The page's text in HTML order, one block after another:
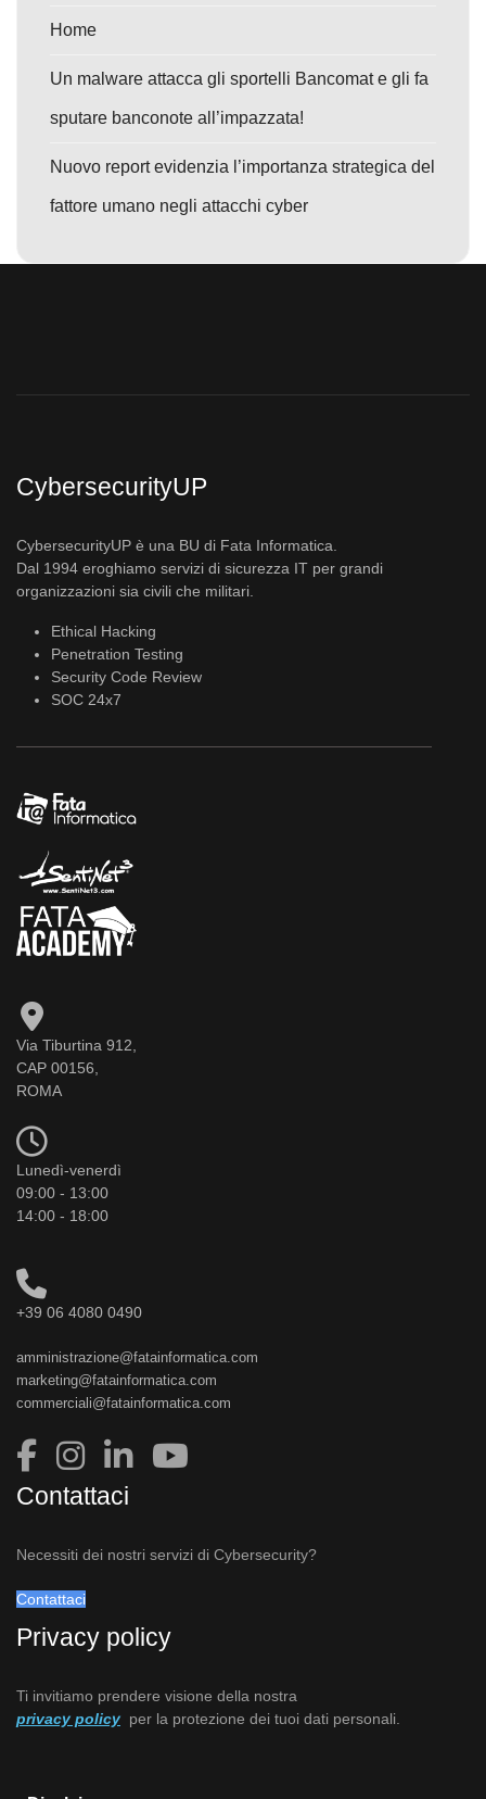
Home
Un malware attacca gli sportelli Bancomat e gli fa
sputare banconote all’impazzata!
Nuovo report evidenzia l’importanza strategica del
fattore umano negli attacchi cyber
CybersecurityUP
CybersecurityUP è una BU di Fata Informatica.
Dal 1994 eroghiamo servizi di sicurezza IT per grandi
organizzazioni sia civili che militari.
Ethical Hacking
Penetration Testing
Security Code Review
SOC 24x7
Via Tiburtina 912,
CAP 00156,
ROMA
Lunedì-venerdì
09:00 - 13:00
14:00 - 18:00
+39 06 4080 0490
amministrazione@fatainformatica.com
marketing@fatainformatica.com
commerciali@fatainformatica.com
Contattaci
Necessiti dei nostri servizi di Cybersecurity?
Contattaci
Privacy policy
Ti invitiamo prendere visione della nostra
privacy policy per la protezione dei tuoi dati personali.